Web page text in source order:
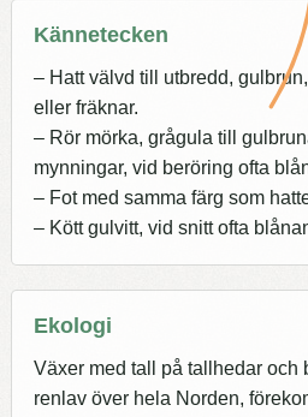
Kännetecken
– Hatt välvd till utbredd,
eller fräknar.
– Rör mörka, grågula till
mynningar, vid beröring ofta
– Fot med samma färg som
– Kött gulvitt, vid snitt ofta
Ekologi
Växer med tall på tallhedar och
renlav över hela Norden,